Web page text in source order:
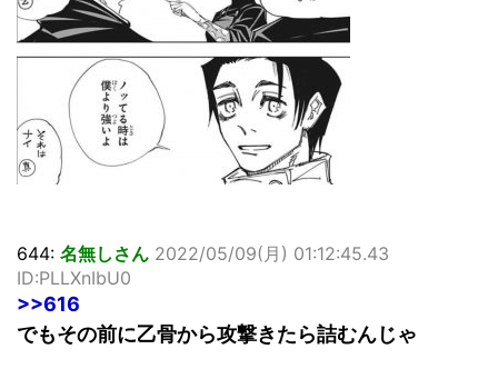
644: 名無しさん 2022/05/09(月) 01:12:45.43
ID:PLLXnIbU0
>>616
でもその前に乙骨から攻撃きたら詰むんじゃ